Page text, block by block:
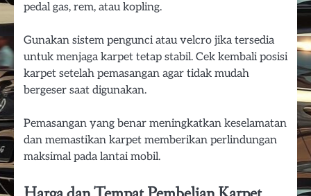
pedal gas, rem, atau kopling.
Gunakan sistem pengunci atau velcro jika tersedia
untuk menjaga karpet tetap stabil. Cek kembali posisi
karpet setelah pemasangan agar tidak mudah
bergeser saat digunakan.
Pemasangan yang benar meningkatkan keselamatan
dan memastikan karpet memberikan perlindungan
maksimal pada lantai mobil.